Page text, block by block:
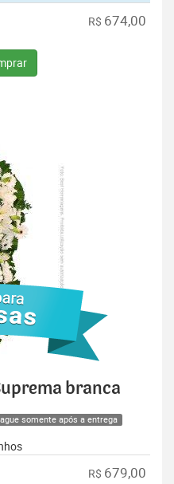
R$ 674,00
branca
somente após a entrega
R$ 679,00